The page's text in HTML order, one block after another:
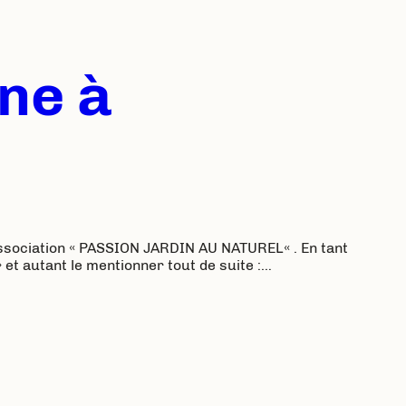
à
« PASSION JARDIN AU NATUREL« . En tant
et autant le mentionner tout de suite :…